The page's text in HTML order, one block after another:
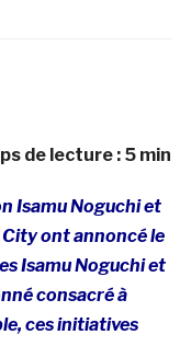
de lecture : 5 min
Isamu Noguchi et
ont annoncé le
Isamu Noguchi et
consacré à
ces initiatives